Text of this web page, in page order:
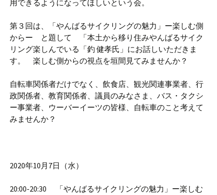
用できるようになってほしいという会。
第３回は、「やんばるサイクリングの魅力」ー楽しむ側
からー と題して 「本土から移り住みやんばるサイク
リング楽しんでいる「釣 健孝氏」にお話しいただきま
す。 楽しむ側からの視点を垣間見てみませんか？
自転車関係者だけでなく、飲食店、観光関連事業者、行
政関係者、教育関係者、議員のみなさま、バス・タクシ
ー事業者、ウーバーイーツの皆様、自転車のこと考えて
みませんか？
2020年10月7日（水）
20:00-20:30 「やんばるサイクリングの魅力」ー楽しむ